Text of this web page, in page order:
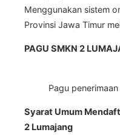
Menggunakan sistem
Provinsi Jawa Timur
PAGU SMKN 2
Pagu
Syarat Umum
2 Lumajang